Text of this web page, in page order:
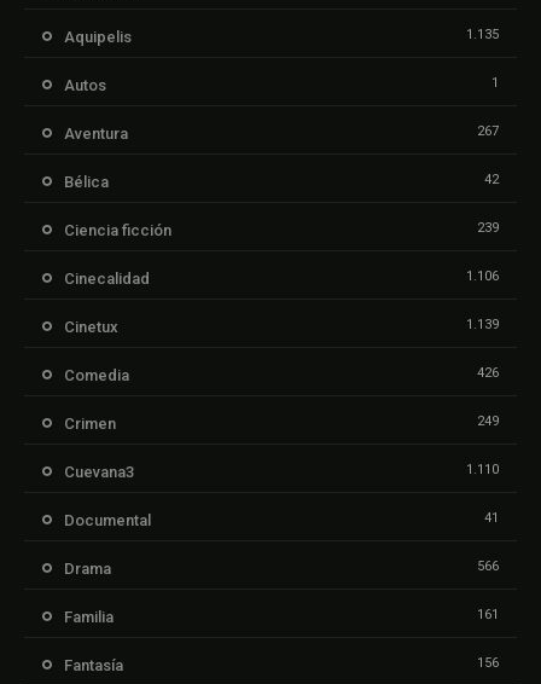
Aquipelis 1.135
Autos 1
Aventura 267
Bélica 42
Ciencia ficción 239
Cinecalidad 1.106
Cinetux 1.139
Comedia 426
Crimen 249
Cuevana3 1.110
Documental 41
Drama 566
Familia 161
Fantasía 156